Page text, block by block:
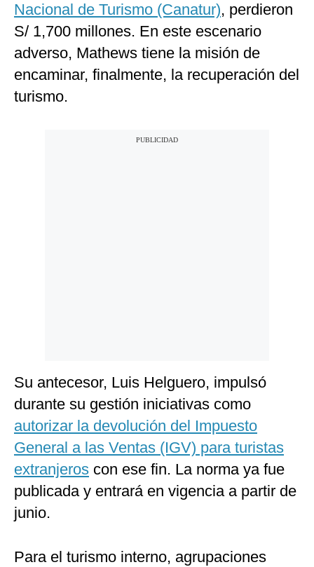
Nacional de Turismo (Canatur), perdieron
S/ 1,700 millones. En este escenario
adverso, Mathews tiene la misión de
encaminar, finalmente, la recuperación del
turismo.
Su antecesor, Luis Helguero, impulsó
durante su gestión iniciativas como
autorizar la devolución del Impuesto
General a las Ventas (IGV) para turistas
extranjeros con ese fin. La norma ya fue
publicada y entrará en vigencia a partir de
junio.
Para el turismo interno, agrupaciones